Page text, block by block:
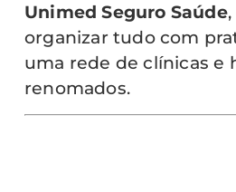
Unimed Seguro Saúde
organizar tudo com
uma rede de clínicas e
renomados.